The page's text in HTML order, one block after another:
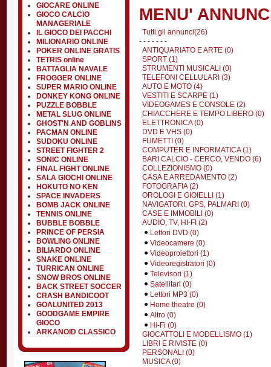
GIOCARE ONLINE
GIOCO CALCIO
MANAGERIALE
IL GIOCO DEI PACCHI
MILIONARIO ONLINE
POKER ONLINE GRATIS
TETRIS online
BATTAGLIA NAVALE
FROGGER ONLINE
SUPER MARIO ONLINE
DONKEY KONG ONLINE
PUZZLE BOBBLE
METAL SLUG ONLINE
GHOST'N AND GOBLINS
PACMAN ONLINE
SUDOKU ONLINE
STREET FIGHTER 2
SONIC ONLINE
FINAL FIGHT ONLINE
SALA GIOCHI ONLINE
HOKUTO NO KEN
SPACE INVADERS
BOMB JACK ONLINE
TENNIS ONLINE
BUBBLE BOBBLE
PRINCE OF PERSIA
BOWLING ONLINE
BILIARDO ONLINE
SNAKE ONLINE
TURRICAN ONLINE
SNOW BROS ONLINE
BACK STREET SOCCER
CRASH BANDICOOT
GOALUNITED 2013
GOODGAME EMPIRE
GIOCO
ARKANOID CLASSICO
MENU'
Tutti gli annunci(26)
- - - - - - -
ANTIQUARIATO E ARTE (0)
SPORT (1)
STRUMENTI MUSICALI (0)
TELEFONI CELLULARI (3)
AUTO E MOTO (4)
VESTITI E SCARPE (1)
VIDEOGAMES E CONSOLE (2)
CHIACCHERE E TEMPO LIBERO (0)
ELETTRONICA (0)
DVD E VHS (0)
FUMETTI (0)
COMPUTER E INFORMATICA (1)
BARI CALCIO - CERCO, VENDO (6)
COLLEZIONISMO (0)
CASA E ARREDAMENTO (2)
FOTOGRAFIA (2)
OROLOGI E GIOIELLI (1)
NAVIGATORI, GPS, PALMARI (0)
CASE E IMMOBILI (0)
AUDIO, TV, HI-FI (2)
Lettori DVD (0)
Videocamere (0)
Videoproiettori (1)
Videoregistratori (0)
Televisori (1)
Satellitari (0)
Lettori MP3 (0)
Home theatre (0)
Altro (0)
Hi-Fi (0)
GIOCATTOLI E MODELLISMO (1)
LIBRI E RIVISTE (0)
PERSONALI (0)
MUSICA (0)